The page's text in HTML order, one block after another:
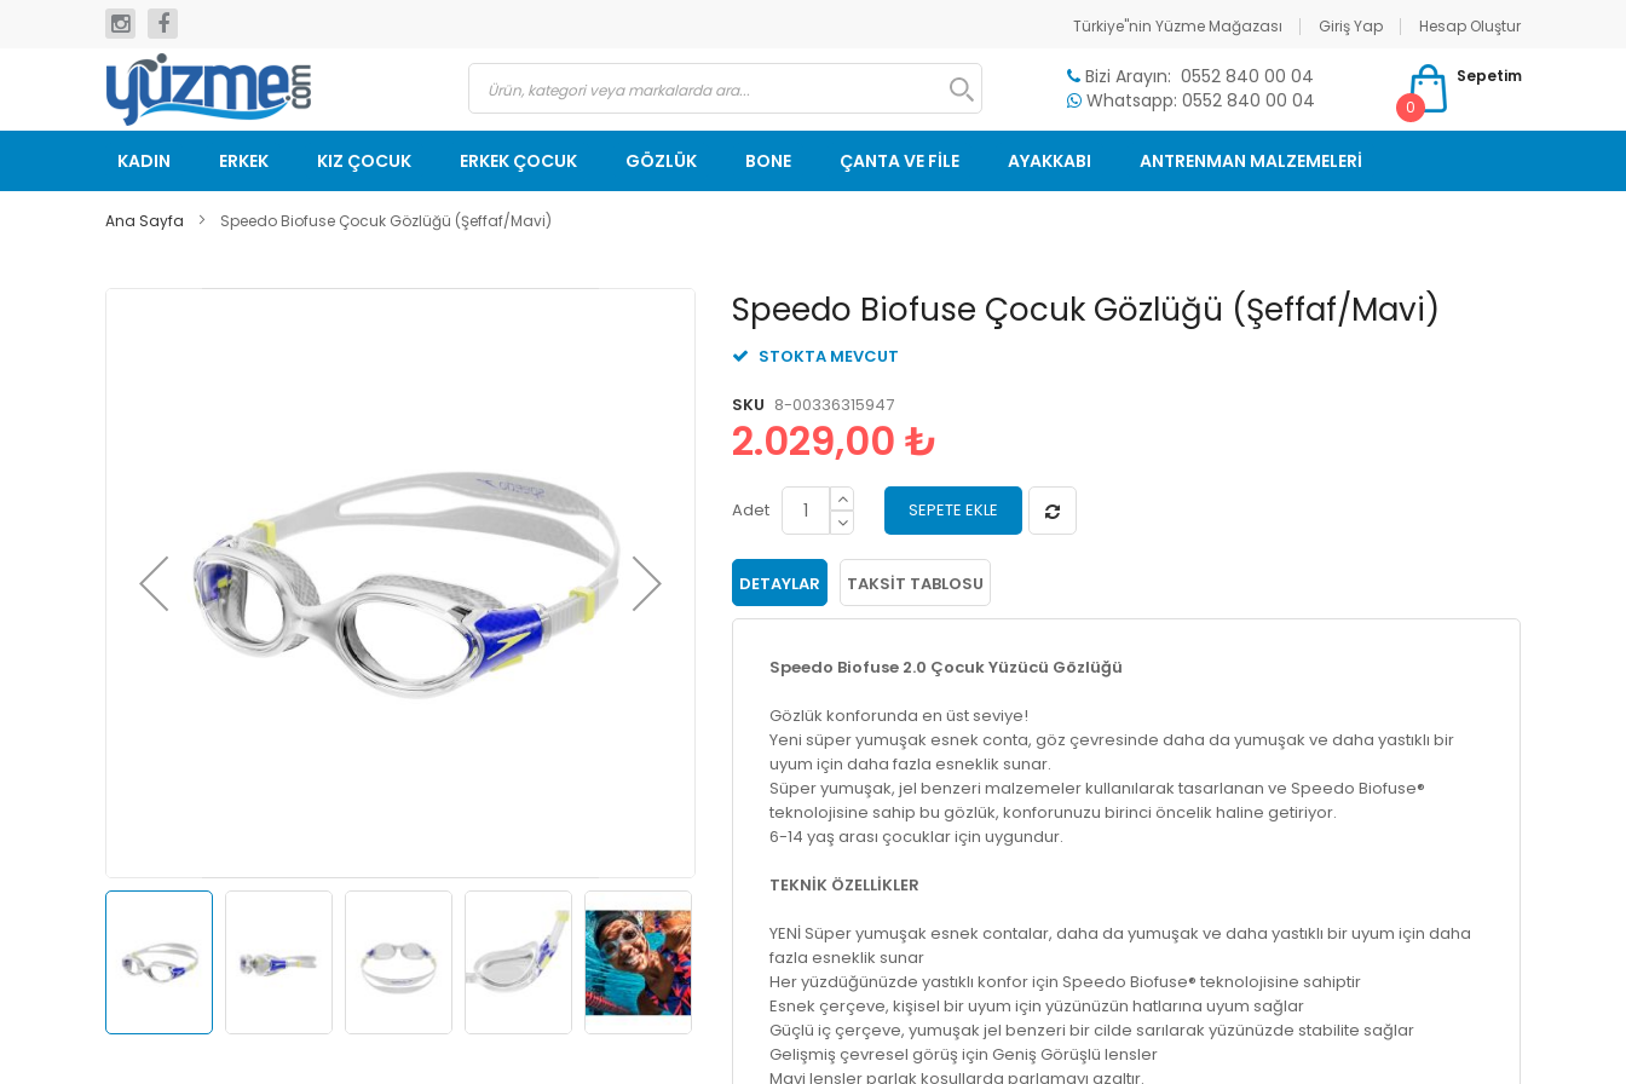
Türkiye"nin Yüzme Mağazası Giriş Yap
Hesap Oluştur
geç
Bizi Arayın: 0552 840 00 04
Whatsapp: 0552 840 00 04
Sepetim
0
KADIN ERKEK KIZ ÇOCUK ERKEK ÇOCUK GÖZLÜK BONE ÇANTA VE FİLE AYAKKABI ANTRENMAN MALZEMELERİ
Ana Sayfa Speedo Biofuse Çocuk Gözlüğü (Şeffaf/Mavi)
Speedo Biofuse Çocuk Gözlüğü (Şeffaf/Mavi)
STOKTA MEVCUT
SKU 8-00336315947
2.029,00 ₺
Adet SEPETE EKLE
DETAYLAR TAKSIT TABLOSU
Speedo Biofuse 2.0 Çocuk Yüzücü Gözlüğü
Gözlük konforunda en üst seviye!
Yeni süper yumuşak esnek conta, göz çevresinde daha da yumuşak ve daha yastıklı bir
uyum için daha fazla esneklik sunar.
Süper yumuşak, jel benzeri malzemeler kullanılarak tasarlanan ve Speedo Biofuse®
teknolojisine sahip bu gözlük, konforunuzu birinci öncelik haline getiriyor.
6-14 yaş arası çocuklar için uygundur.
TEKNİK ÖZELLİKLER
YENİ Süper yumuşak esnek contalar, daha da yumuşak ve daha yastıklı bir uyum için daha
fazla esneklik sunar
Her yüzdüğünüzde yastıklı konfor için Speedo Biofuse® teknolojisine sahiptir
Esnek çerçeve, kişisel bir uyum için yüzünüzün hatlarına uyum sağlar
Güçlü iç çerçeve, yumuşak jel benzeri bir cilde sarılarak yüzünüzde stabilite sağlar
Gelişmiş çevresel görüş için Geniş Görüşlü lensler
Mavi lensler parlak koşullarda parlamayı azaltır.
Resim
galerisinin
başlangıcına